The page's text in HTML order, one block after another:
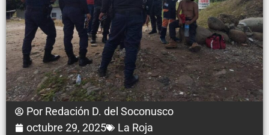
Por Redación D. del Soconusco
octubre 29, 2025
La Roja